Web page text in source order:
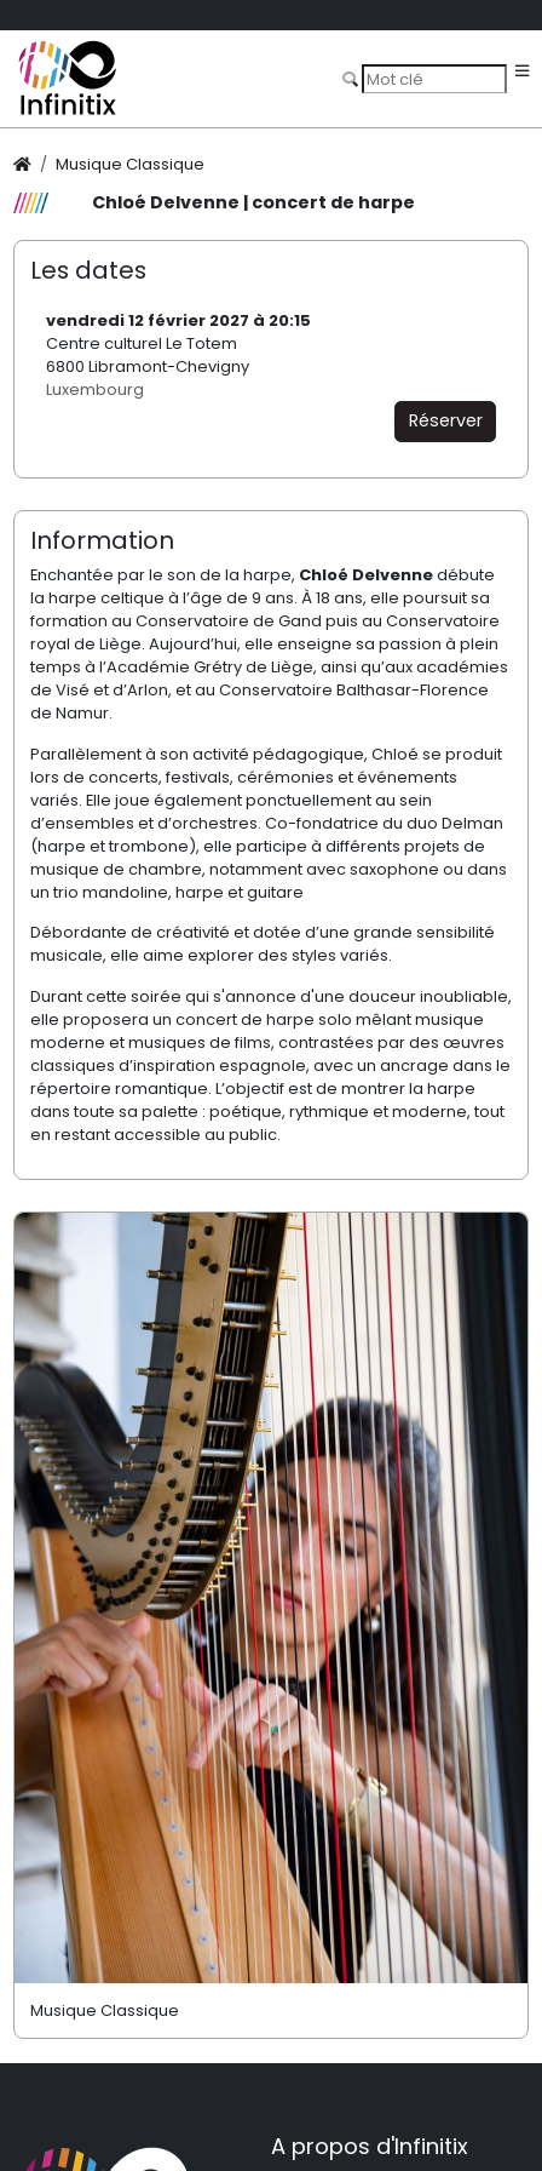
Musique Classique
Chloé Delvenne | concert de harpe
Les dates
vendredi 12 février 2027 à 20:15
Centre culturel Le Totem
6800 Libramont-Chevigny
Luxembourg
Réserver
Information
Enchantée par le son de la harpe, Chloé Delvennedébute
la harpe celtique à l’âge de 9 ans. À 18 ans, elle poursuit sa
formation au Conservatoire de Gand puis au Conservatoire
royal de Liège. Aujourd’hui, elle enseigne sa passion à plein
temps à l’Académie Grétry de Liège, ainsi qu’aux académies
de Visé et d’Arlon, et au Conservatoire Balthasar-Florence
de Namur.
Parallèlement à son activité pédagogique, Chloé se produit
lors de concerts, festivals, cérémonies et événements
variés. Elle joue également ponctuellement au sein
d’ensembles et d’orchestres. Co-fondatrice du duo Delman
(harpe et trombone), elle participe à différents projets de
musique de chambre, notamment avec saxophone ou dans
un trio mandoline, harpe et guitare
Débordante de créativité et dotée d’une grande sensibilité
musicale, elle aime explorer des styles variés.
Durant cette soirée qui s'annonce d'une douceur inoubliable,
elle proposera un concert de harpe solo mêlant musique
moderne et musiques de films, contrastées par des œuvres
classiques d’inspiration espagnole, avec un ancrage dans le
répertoire romantique. L’objectif est de montrer la harpe
dans toute sa palette : poétique, rythmique et moderne, tout
en restant accessible au public.
Musique Classique
A propos d'Infinitix